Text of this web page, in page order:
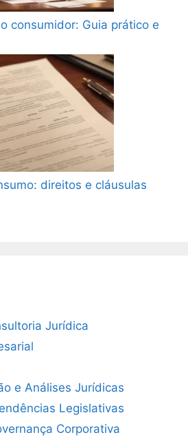
consumidor: Guia prático e
direitos e cláusulas
Jurídica
e Análises Jurídicas
Legislativas
Corporativa